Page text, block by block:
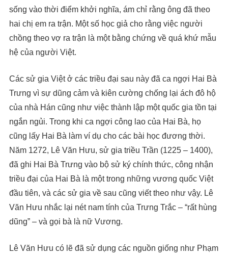
sống vào thời điểm khởi nghĩa, ám chỉ rằng ông đã theo
hai chị em ra trận. Một số học giả cho rằng việc người
chồng theo vợ ra trận là một bằng chứng về quá khứ mẫu
hệ của người Việt.
Các sử gia Việt ở các triều đại sau này đã ca ngợi Hai Bà
Trưng vì sự dũng cảm và kiên cường chống lại ách đô hộ
của nhà Hán cũng như việc thành lập một quốc gia tồn tại
ngắn ngủi. Trong khi ca ngợi công lao của Hai Bà, họ
cũng lấy Hai Bà làm ví dụ cho các bài học đương thời.
Năm 1272, Lê Văn Hưu, sử gia triều Trần (1225 – 1400),
đã ghi Hai Bà Trưng vào bộ sử ký chính thức, công nhận
triều đại của Hai Bà là một trong những vương quốc Việt
đầu tiên, và các sử gia về sau cũng viết theo như vậy. Lê
Văn Hưu nhắc lại nét nam tính của Trưng Trắc – “rất hùng
dũng” – và gọi bà là nữ Vương.
Lê Văn Hưu có lẽ đã sử dụng các nguồn giống như Phạm